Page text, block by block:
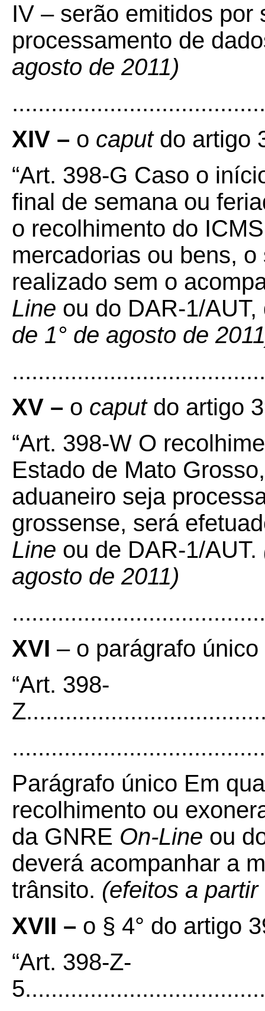
IV – serão emitidos por
processamento de
agosto de 2011)
XIV – o caput do artigo
“Art. 398-G Caso o
final de semana ou
o recolhimento do
mercadorias ou bens,
realizado sem o
Line ou do DAR-1/
de 1° de agosto de
XV – o caput do artigo
“Art. 398-W O
Estado de Mato
aduaneiro seja
grossense, será
Line ou de DAR-1/AUT.
agosto de 2011)
XVI – o parágrafo
“Art. 398-
Parágrafo único Em
recolhimento ou
da GNRE On-Line ou
deverá acompanhar a
trânsito. (efeitos a partir
XVII – o § 4° do artigo
“Art. 398-Z-